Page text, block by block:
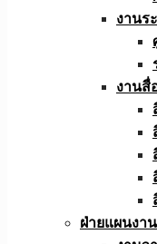
งานร
งานสื่
ฝ่ายแผนงา